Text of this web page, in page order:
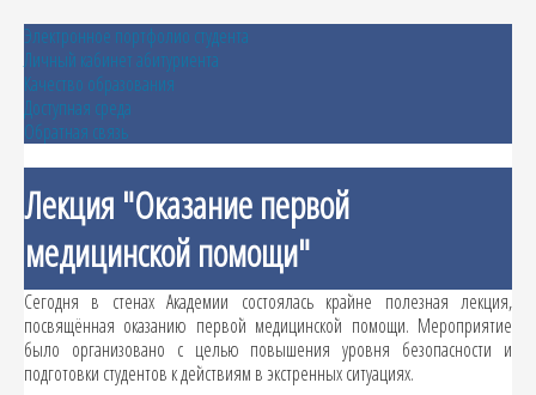
Электронное портфолио студента
Личный кабинет абитуриента
Качество образования
Доступная среда
Обратная связь
Лекция "Оказание первой
медицинской помощи"
Сегодня в стенах Академии состоялась крайне полезная лекция,
посвящённая оказанию первой медицинской помощи. Мероприятие
было организовано с целью повышения уровня безопасности и
подготовки студентов к действиям в экстренных ситуациях.